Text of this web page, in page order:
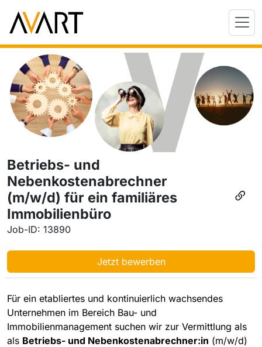
Betriebs- und
Nebenkostenabrechner
(m/w/d) für ein familiäres
Immobilienbüro
Job-ID: 13890
Jetzt bewerben
Für ein etabliertes und kontinuierlich wachsendes
Unternehmen im Bereich Bau- und
Immobilienmanagement suchen wir zur Vermittlung als
als Betriebs- und Nebenkostenabrechner:in (m/w/d)